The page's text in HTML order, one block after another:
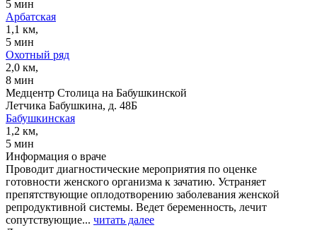
5 мин
Арбатская
1,1 км,
5 мин
Охотный ряд
2,0 км,
8 мин
Медцентр Столица на Бабушкинской
Летчика Бабушкина, д. 48Б
Бабушкинская
1,2 км,
5 мин
Информация о враче
Проводит диагностические мероприятия по оценке
готовности женского организма к зачатию. Устраняет
препятствующие оплодотворению заболевания женской
репродуктивной системы. Ведет беременность, лечит
сопутствующие... читать далее